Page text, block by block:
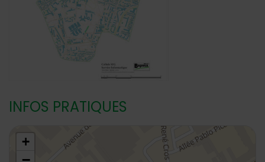
INFOS PRATIQUES
48.7989059,2.304048
+